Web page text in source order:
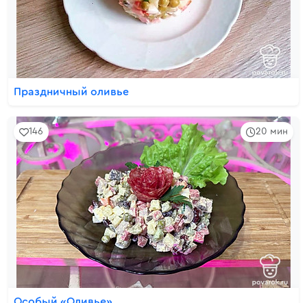
Праздничный оливье
20 мин
146